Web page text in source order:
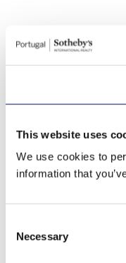
This website uses
We use cookies to
information that
Selection
Necessary